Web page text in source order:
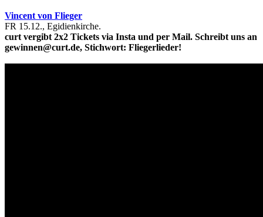
Vincent von Flieger
FR 15.12., Egidienkirche.
curt vergibt 2x2 Tickets via Insta und per Mail. Schreibt uns an
gewinnen@curt.de, Stichwort: Fliegerlieder!